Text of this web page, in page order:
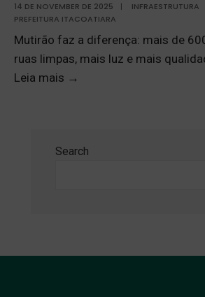
14 DE NOVEMBER DE 2025 | INFRAESTRUTURA
PREFEITURA ITACOATIARA
Mutirão faz a diferença: mais de
ruas limpas, mais luz e mais
Leia mais →
Search